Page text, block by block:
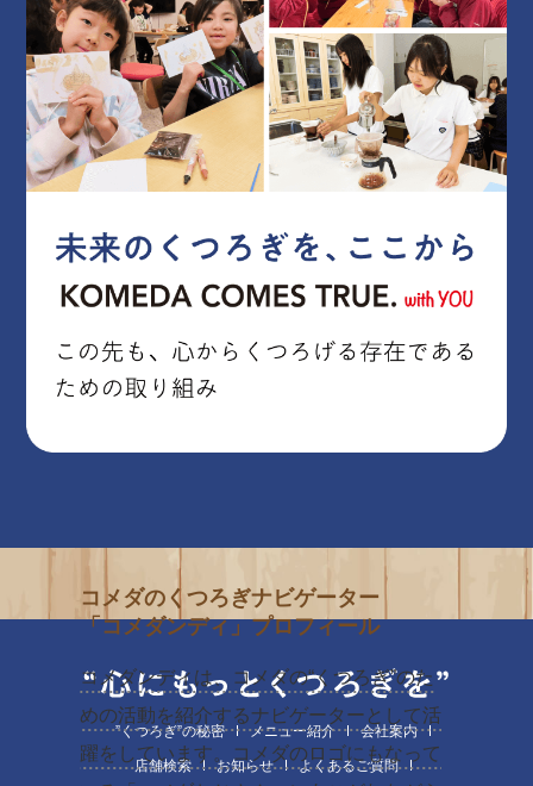
コメダのくつろぎナビゲーター
「コメダンディ」プロフィール
コメダンディは、コメダの“くつろぎ”のた
めの活動を紹介するナビゲーターとして活
躍をしています。コメダのロゴにもなって
”くつろぎ”の秘密 メニュー紹介 会社案内
店舗検索 お知らせ よくあるご質問